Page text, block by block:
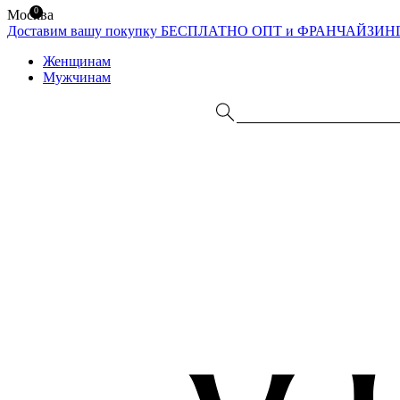
Москва
Доставим вашу покупку БЕСПЛАТНО ОПТ и
Женщинам
Мужчинам
0